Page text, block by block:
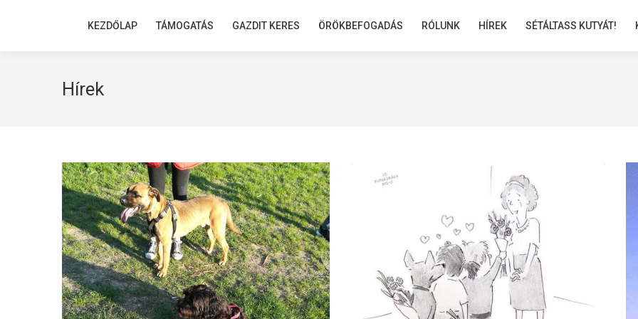
KEZDŐLAP TÁMOGATÁS GAZDIT KERES ÖRÖKBEFOGADÁS RÓLUNK HÍREK SÉTÁLTASS KUTYÁT!
Hírek
KEZDŐLAP TÁMOGATÁS GAZDIT KERES ÖRÖKBEFOGADÁS RÓLUNK HÍREK SÉTÁLTASS KUTYÁT!